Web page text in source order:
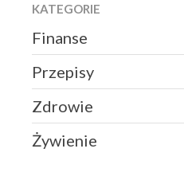
KATEGORIE
Finanse
Przepisy
Zdrowie
Żywienie